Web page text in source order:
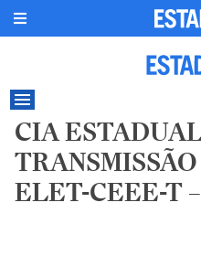
CIA
ELET-CEEE-T